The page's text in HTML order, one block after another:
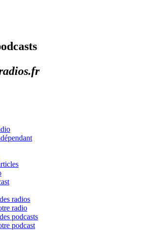
radios
radio
podcasts
podcast